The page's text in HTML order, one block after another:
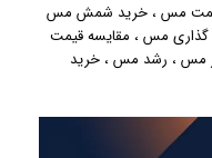
مس، خرید شمش مس
گذاری مس، مقایسه قیمت
مس، رشد مس، خرید